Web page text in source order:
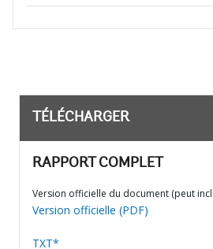
TÉLÉCHARGER
RAPPORT COMPLET
Version officielle du document (peut
Version officielle (PDF)
TXT*